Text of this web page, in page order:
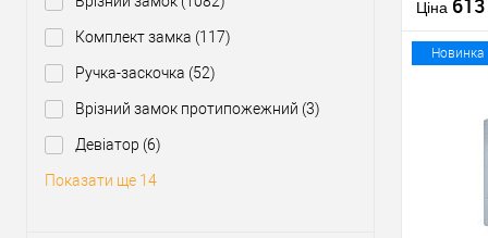
Комплект замка (117)
Ручка-заскочка (52)
Врізний замок протипожежний (3)
Девіатор (6)
Показати ще 14
Матеріал
Країна
Міжосьова
Ціна 613
У
Новинка